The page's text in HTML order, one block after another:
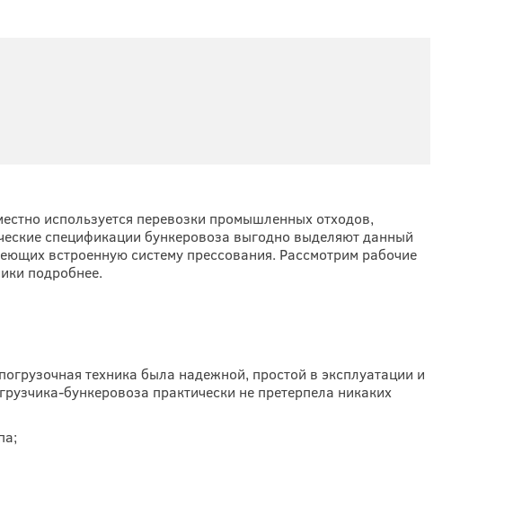
используется перевозки промышленных отходов,
спецификации бункеровоза выгодно выделяют данный
встроенную систему прессования. Рассмотрим рабочие
подробнее.
техника была надежной, простой в эксплуатации и
бункеровоза практически не претерпела никаких